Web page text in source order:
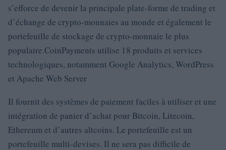
s’efforce de devenir la principale plate-forme de trading et
d’échange de crypto-monnaies au monde et également le
portefeuille de stockage de crypto-monnaie le plus
populaire.CoinPayments utilise 18 produits et services
technologiques, notamment Google Analytics, WordPress
et Apache Web Server
Il fournit des systèmes de paiement faciles à utiliser et une
intégration de panier d’achat pour Bitcoin, Litecoin,
Ethereum et d’autres altcoins. Le portefeuille est un
portefeuille multi-devises. Il ne sera pas difficile de